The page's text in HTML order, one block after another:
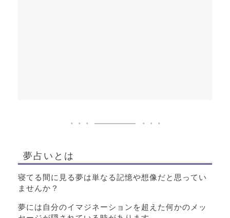
夢占いとは
寝てる間に見る夢は単なる記憶や想像だと思ってい
ませんか？
夢には自分のイマジネーションを超えた何かのメッ